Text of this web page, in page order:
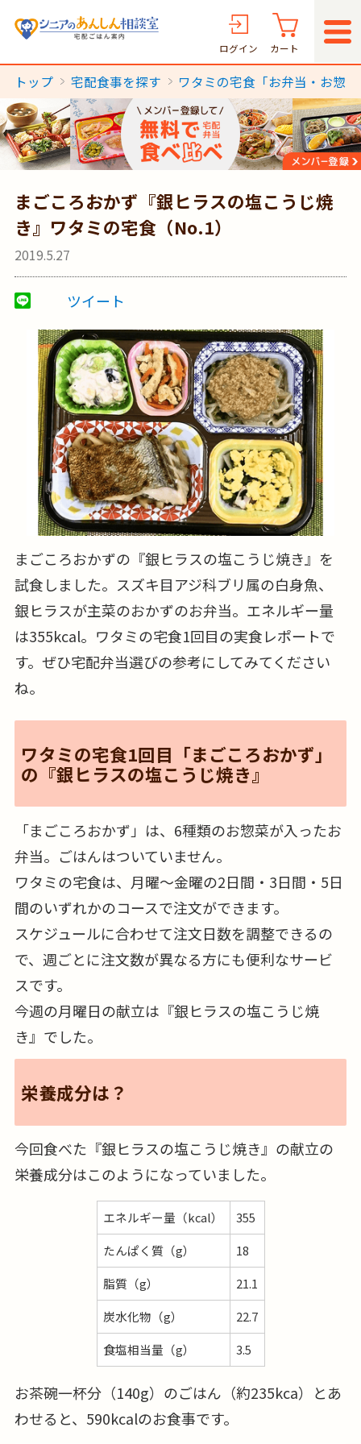
ログイン カート
トップ 宅配食事を探す ワタミの宅食「お弁当・お惣
まごころおかず『銀ヒラスの塩こうじ焼
き』ワタミの宅食（No.1）
2019.5.27
ツイート
まごころおかずの『銀ヒラスの塩こうじ焼き』を
試食しました。スズキ目アジ科ブリ属の白身魚、
銀ヒラスが主菜のおかずのお弁当。エネルギー量
は355kcal。ワタミの宅食1回目の実食レポートで
す。ぜひ宅配弁当選びの参考にしてみてください
ね。
ワタミの宅食1回目「まごころおかず」
の『銀ヒラスの塩こうじ焼き』
「まごころおかず」は、6種類のお惣菜が入ったお
弁当。ごはんはついていません。
ワタミの宅食は、月曜～金曜の2日間・3日間・5日
間のいずれかのコースで注文ができます。
スケジュールに合わせて注文日数を調整できるの
で、週ごとに注文数が異なる方にも便利なサービ
スです。
今週の月曜日の献立は『銀ヒラスの塩こうじ焼
き』でした。
栄養成分は？
今回食べた『銀ヒラスの塩こうじ焼き』の献立の
栄養成分はこのようになっていました。
エネルギー量（kcal）
355
たんぱく質（g）
18
脂質（g）
21.1
炭水化物（g）
22.7
食塩相当量（g）
3.5
お茶碗一杯分（140g）のごはん（約235kca）とあ
わせると、590kcalのお食事です。